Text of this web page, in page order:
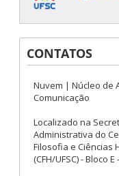
CONTATOS
Nuvem | Núcleo de
Comunicação
Localizado na
Administrativa do
Filosofia e Ciências
(CFH/UFSC) - Bloco